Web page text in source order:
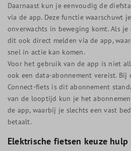
Daarnaast kun je eenvoudig de
via de app. Deze functie waarschuwt
onverwachts in beweging komt. Als
dit ook direct melden via de app,
snel in actie kan komen.
Voor het gebruik van de app is niet
ook een data-abonnement vereist. Bij
Connect-fiets is dit abonnement
van de looptijd kun je het
de app, waarbij je slechts een vast
betaalt.
Elektrische fietsen keuze hulp